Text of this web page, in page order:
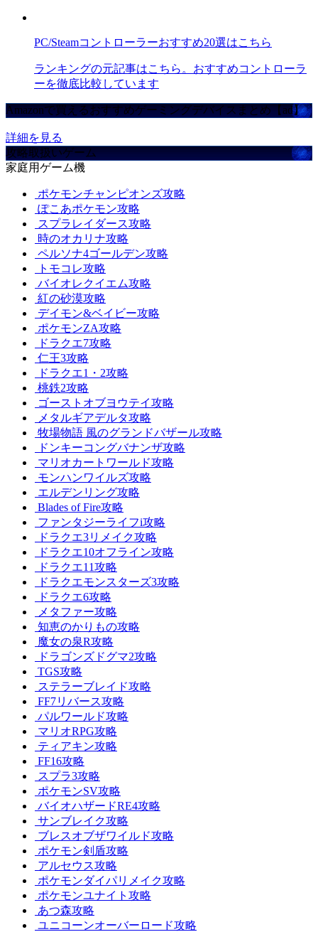
PC/Steamコントローラーおすすめ20選はこちら
ランキングの元記事はこちら。おすすめコントローラ
ーを徹底比較しています
Amazonで買えるおすすめゲーミングデバイスまとめ【ad】
詳細を見る
攻略取扱いゲーム
家庭用ゲーム機
ポケモンチャンピオンズ攻略
ぽこあポケモン攻略
スプラレイダース攻略
時のオカリナ攻略
ペルソナ4ゴールデン攻略
トモコレ攻略
バイオレクイエム攻略
紅の砂漠攻略
デイモン&ベイビー攻略
ポケモンZA攻略
ドラクエ7攻略
仁王3攻略
ドラクエ1・2攻略
桃鉄2攻略
ゴーストオブヨウテイ攻略
メタルギアデルタ攻略
牧場物語 風のグランドバザール攻略
ドンキーコングバナンザ攻略
マリオカートワールド攻略
モンハンワイルズ攻略
エルデンリング攻略
Blades of Fire攻略
ファンタジーライフi攻略
ドラクエ3リメイク攻略
ドラクエ10オフライン攻略
ドラクエ11攻略
ドラクエモンスターズ3攻略
ドラクエ6攻略
メタファー攻略
知恵のかりもの攻略
魔女の泉R攻略
ドラゴンズドグマ2攻略
TGS攻略
ステラーブレイド攻略
FF7リバース攻略
パルワールド攻略
マリオRPG攻略
ティアキン攻略
FF16攻略
スプラ3攻略
ポケモンSV攻略
バイオハザードRE4攻略
サンブレイク攻略
ブレスオブザワイルド攻略
ポケモン剣盾攻略
アルセウス攻略
ポケモンダイパリメイク攻略
ポケモンユナイト攻略
あつ森攻略
ユニコーンオーバーロード攻略